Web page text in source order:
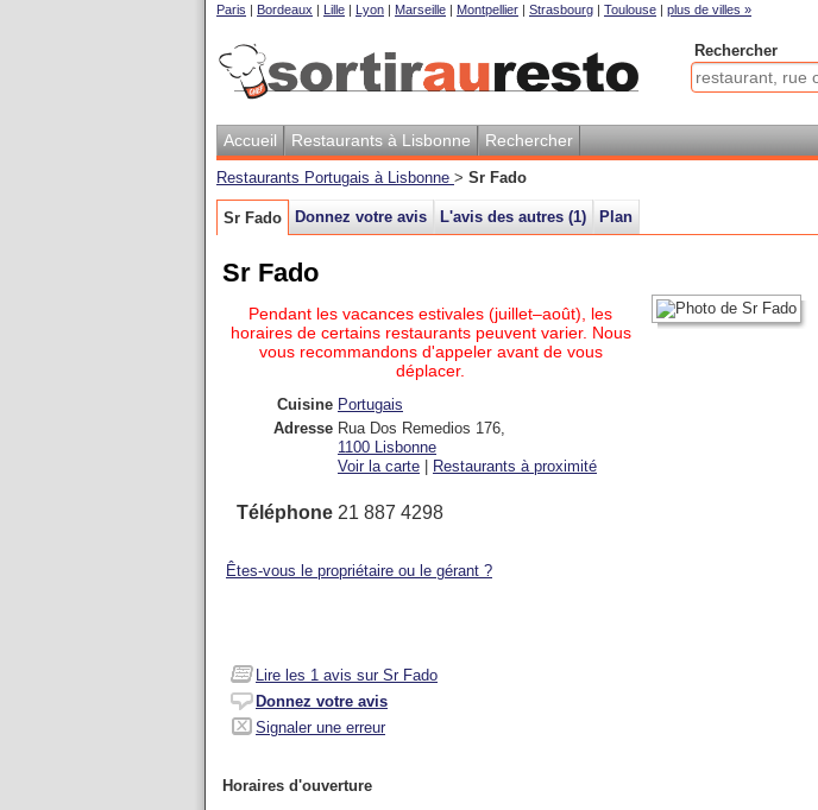
Paris | Bordeaux | Lille | Lyon | Marseille | Montpellier | Strasbourg | Toulouse | plus de villes »
Rechercher
Accueil Restaurants à Lisbonne Rechercher
Restaurants Portugais à Lisbonne > Sr Fado
Sr Fado Donnez votre avis L'avis des autres (1) Plan
Sr Fado
Pendant les vacances estivales (juillet–août), les
horaires de certains restaurants peuvent varier. Nous
vous recommandons d'appeler avant de vous
déplacer.
Cuisine Portugais
Adresse Rua Dos Remedios 176,
1100 Lisbonne
Voir la carte
Restaurants à proximité
Téléphone 21 887 4298
Êtes-vous le propriétaire ou le gérant ?
Lire les 1 avis sur Sr Fado
Donnez votre avis
Signaler une erreur
Horaires d'ouverture